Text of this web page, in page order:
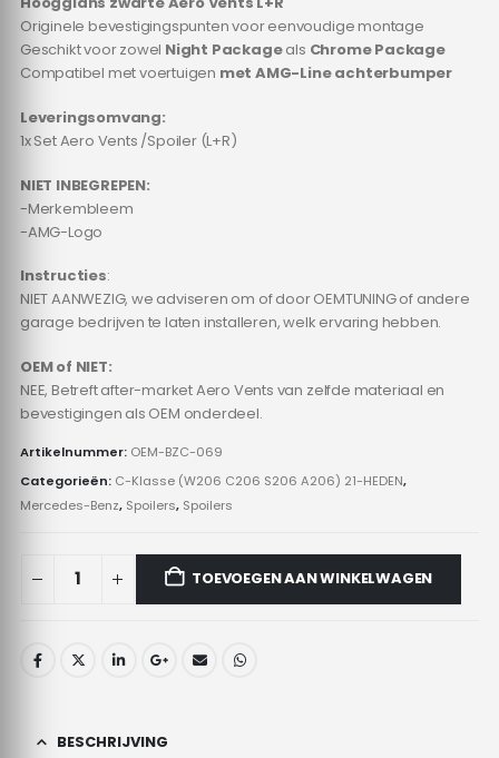
Originele bevestigingspunten voor eenvoudige montage
Geschikt voor zowel Night Packageals Chrome Package
Compatibel met voertuigen met AMG-Line achterbumper
Leveringsomvang:
1x Set Aero Vents /Spoiler (L+R)
NIET INBEGREPEN:
-Merkembleem
-AMG-Logo
Instructies:
NIET AANWEZIG, we adviseren om of door OEMTUNING of andere
garage bedrijven te laten installeren, welk ervaring hebben.
OEM of NIET:
NEE, Betreft after-market Aero Vents van zelfde materiaal en
bevestigingen als OEM onderdeel.
Artikelnummer: OEM-BZC-069
Categorieën: C-Klasse (W206 C206 S206 A206) 21-HEDEN,
Mercedes-Benz, Spoilers, Spoilers
TOEVOEGEN AAN WINKELWAGEN
BESCHRIJVING